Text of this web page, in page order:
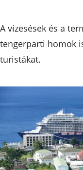
A vízesések és a
tengerparti homok
turistákat.